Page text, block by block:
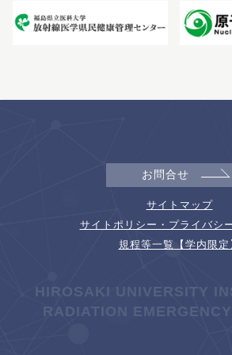
お問合せ
サイトマップ
サイトポリシー・プライバシ
規程等一覧【学内限定
HIROSAKI UNIVERSITY
RADIATION